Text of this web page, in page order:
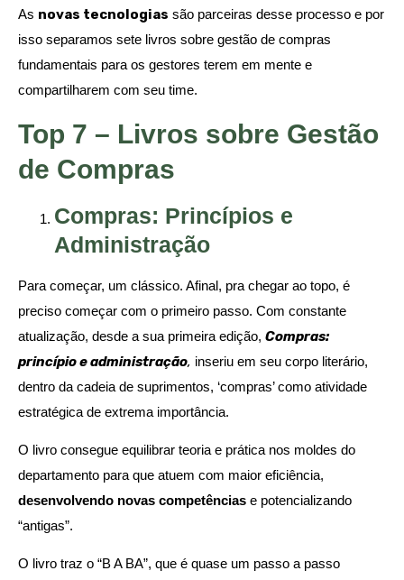
As novas tecnologias são parceiras desse processo e por
isso separamos sete livros sobre gestão de compras
fundamentais para os gestores terem em mente e
compartilharem com seu time.
Top 7 – Livros sobre Gestão
de Compras
Compras: Princípios e
Administração
Para começar, um clássico. Afinal, pra chegar ao topo, é
preciso começar com o primeiro passo. Com constante
atualização, desde a sua primeira edição, Compras:
princípio e administração, inseriu em seu corpo literário,
dentro da cadeia de suprimentos, ‘compras’ como atividade
estratégica de extrema importância.
O livro consegue equilibrar teoria e prática nos moldes do
departamento para que atuem com maior eficiência,
desenvolvendo novas competências e potencializando
“antigas”.
O livro traz o “B A BA”, que é quase um passo a passo